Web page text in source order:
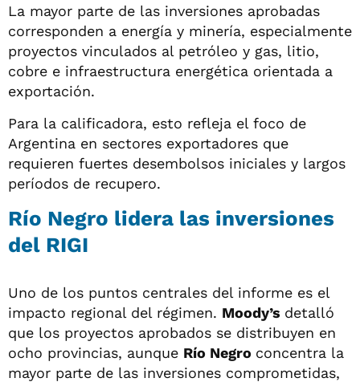
La mayor parte de las inversiones aprobadas
corresponden a energía y minería, especialmente
proyectos vinculados al petróleo y gas, litio,
cobre e infraestructura energética orientada a
exportación.
Para la calificadora, esto refleja el foco de
Argentina en sectores exportadores que
requieren fuertes desembolsos iniciales y largos
períodos de recupero.
Río Negro lidera las inversiones
del RIGI
Uno de los puntos centrales del informe es el
impacto regional del régimen. Moody’s detalló
que los proyectos aprobados se distribuyen en
ocho provincias, aunque Río Negro concentra la
mayor parte de las inversiones comprometidas,